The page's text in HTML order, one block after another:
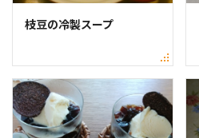
枝豆の冷製スープ